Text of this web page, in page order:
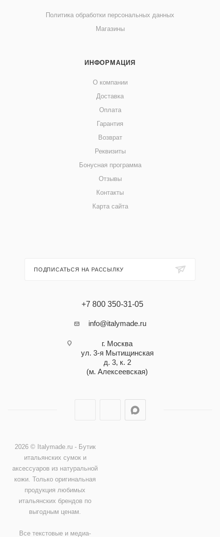
Политика обработки персональных данных
Магазины
ИНФОРМАЦИЯ
О компании
Доставка
Оплата
Гарантия
Возврат
Реквизиты
Бонусная программа
Отзывы
Контакты
Карта сайта
ПОДПИСАТЬСЯ НА РАССЫЛКУ
+7 800 350-31-05
info@italymade.ru
г. Москва
ул. 3-я Мытищинская
д. 3, к. 2
(м. Алексеевская)
2026 © Italymade.ru - Бутик
итальянских сумок и
аксессуаров из натуральной
кожи. Только оригинальная
продукция любимых
итальянских брендов по
выгодным ценам.
Все текстовые и медиа-